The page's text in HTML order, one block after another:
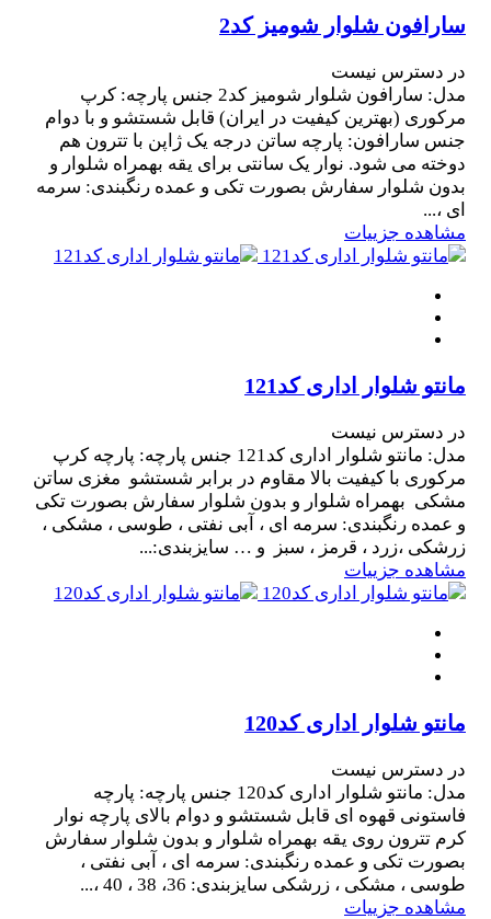
سارافون شلوار شومیز کد2
در دسترس نیست
مدل: سارافون شلوار شومیز کد2 جنس پارچه: کرپ
مرکوری (بهترین کیفیت در ایران) قابل شستشو و با دوام
جنس سارافون: پارچه ساتن درجه یک ژاپن با تترون هم
دوخته می شود. نوار یک سانتی برای یقه بهمراه شلوار و
بدون شلوار سفارش بصورت تکی و عمده رنگبندی: سرمه
ای ،...
مشاهده جزییات
مانتو شلوار اداری کد121
در دسترس نیست
مدل: مانتو شلوار اداری کد121 جنس پارچه: پارچه کرپ
مرکوری با کیفیت بالا مقاوم در برابر شستشو مغزی ساتن
مشکی بهمراه شلوار و بدون شلوار سفارش بصورت تکی
و عمده رنگبندی: سرمه ای ، آبی نفتی ، طوسی ، مشکی ،
زرشکی ،زرد ، قرمز ، سبز و … سایزبندی:...
مشاهده جزییات
مانتو شلوار اداری کد120
در دسترس نیست
مدل: مانتو شلوار اداری کد120 جنس پارچه: پارچه
فاستونی قهوه ای قابل شستشو و دوام بالای پارچه نوار
کرم تترون روی یقه بهمراه شلوار و بدون شلوار سفارش
بصورت تکی و عمده رنگبندی: سرمه ای ، آبی نفتی ،
طوسی ، مشکی ، زرشکی سایزبندی: 36، 38 ، 40 ،...
مشاهده جزییات